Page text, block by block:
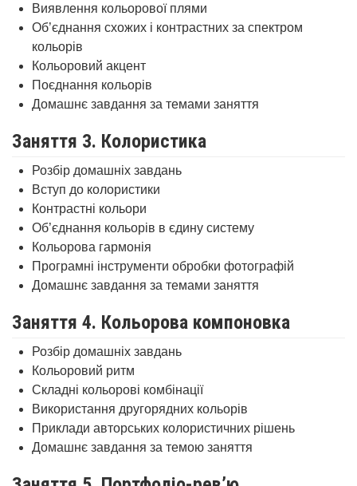
Виявлення кольорової плями
Об’єднання схожих і контрастних за спектром
кольорів
Кольоровий акцент
Поєднання кольорів
Домашнє завдання за темами заняття
Заняття 3. Колористика
Розбір домашніх завдань
Вступ до колористики
Контрастні кольори
Об’єднання кольорів в єдину систему
Кольорова гармонія
Програмні інструменти обробки фотографій
Домашнє завдання за темами заняття
Заняття 4. Кольорова компоновка
Розбір домашніх завдань
Кольоровий ритм
Складні кольорові комбінації
Використання другорядних кольорів
Приклади авторських колористичних рішень
Домашнє завдання за темою заняття